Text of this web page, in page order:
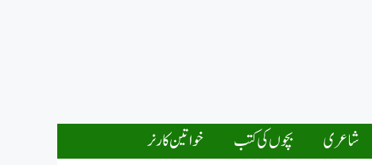
شاعری بچوں کی کتب خواتین کارنر